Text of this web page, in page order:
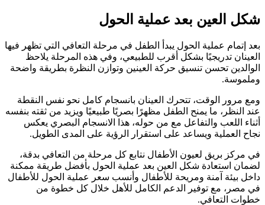
شكل العين بعد عملية الحول
بعد إتمام عملية الحول يبدأ الطفل في مرحلة التعافي التي تظهر فيها
العينان تدريجيًا بشكل أقرب للطبيعي، وفي هذه المرحلة يلاحظ
الوالدين تحسن تنسيق حركة العينين وتوازن النظرة بطريقة واضحة
وملموسة.
ومع مرور الوقت، تتحرك العينان بانسجام كامل نحو نفس النقطة
عند النظر، ما يمنح الطفل مظهرًا بصريًا طبيعيًا ويزيد من ثقته بنفسه
أثناء اللعب والتفاعل مع من حوله، هذا الانسجام البصري يعكس
نجاح العملية ويساعد على استقرار الرؤية على المدى الطويل.
في مركز بريق لعيون الأطفال نتابع كل مرحلة من التعافي بدقة،
لضمان استعادة شكل العين بعد عملية الحول بأفضل طريقة ممكنة
داخل بيئة آمنة ومريحة للأطفال وأنسب سعر عملية الحول للأطفال
في مصر، مع توفير الدعم الكامل للأهل خلال كل خطوة من
خطوات التعافي.